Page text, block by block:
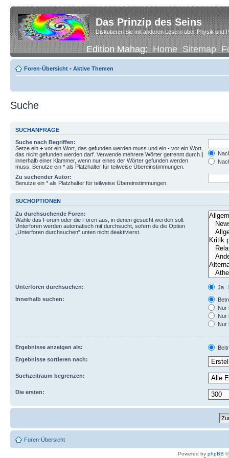
Das Prinzip des Seins
Diskutieren Sie mit anderen Lesern über Physik und
Edition Mahag:Home Sitemap
Foren-Übersicht • Aktive Themen
Suche
SUCHANFRAGE
Suche nach Begriffen:
Setze ein + vor ein Wort, das gefunden werden muss und ein - vor ein Wort,
das nicht gefunden werden darf. Verwende mehrere Wörter getrennt durch |
innerhalb einer Klammer, wenn nur eines der Wörter gefunden werden
muss. Benutze ein * als Platzhalter für teilweise Übereinstimmungen.
Zu suchender Autor:
Benutze ein * als Platzhalter für teilweise Übereinstimmungen.
SUCHOPTIONEN
Zu durchsuchende Foren:
Wähle das Forum oder die Foren aus, in denen gesucht werden soll.
Unterforen werden automatisch mit durchsucht, sofern du die Option
„Unterforen durchsuchen“ unten nicht deaktivierst.
Unterforen durchsuchen:
Ja
Innerhalb suchen:
Nur
Nur
Nur
Ergebnisse anzeigen als:
Ergebnisse sortieren nach:
Suchzeitraum begrenzen:
Die ersten:
Foren-Übersicht
Powered by phpBB